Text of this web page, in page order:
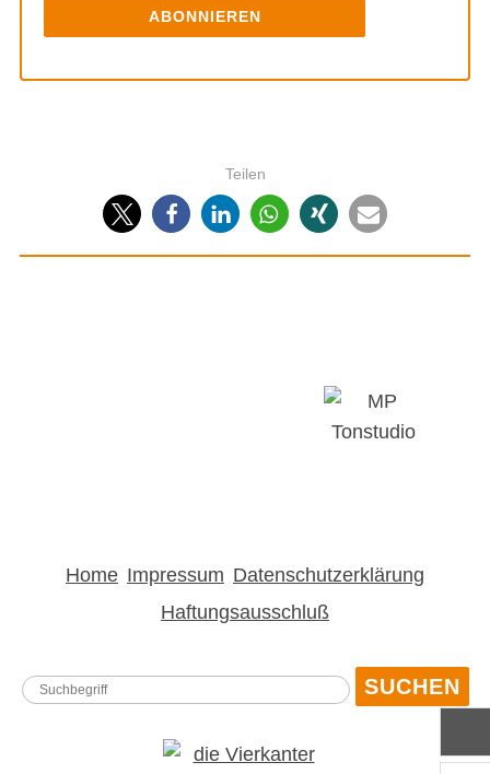
Teilen
Home Impressum Datenschutzerklärung
Haftungsausschluß